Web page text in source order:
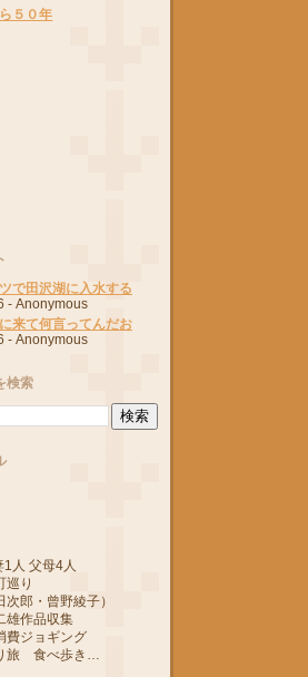
５０年
で田沢湖に入水する
- Anonymous
来て何言ってんだお
- Anonymous
検索
人 父母4人
り
・曾野綾子）
品収集
ョギング
食べ歩き…